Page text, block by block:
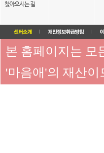
찾아오시는 길
본 홈페이지는 모
'마음애'의 재산이